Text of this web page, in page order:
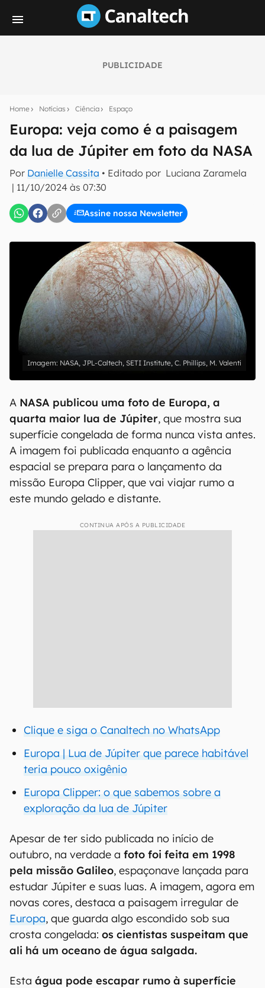
PUBLICIDADE
Home Notícias Ciência Espaço
Europa: veja como é a paisagem
da lua de Júpiter em foto da NASA
Por Danielle Cassita • Editado por Luciana Zaramela
| 11/10/2024 às 07:30
Assine nossa Newsletter
notícias e reviews sobre tecnologia em primeira
E-mail
Uso e Política de Privacidade do Canaltech.
NASA, JPL-Caltech, SETI Institute, C. Phillips, M. Valenti
A NASA publicou uma foto de Europa, a
quarta maior lua de Júpiter, que mostra sua
superfície congelada de forma nunca vista antes.
A imagem foi publicada enquanto a agência
espacial se prepara para o lançamento da
missão Europa Clipper, que vai viajar rumo a
este mundo gelado e distante.
CONTINUA APÓS A PUBLICIDADE
Clique e siga o Canaltech no WhatsApp
Europa | Lua de Júpiter que parece habitável
teria pouco oxigênio
Europa Clipper: o que sabemos sobre a
exploração da lua de Júpiter
Apesar de ter sido publicada no início de
outubro, na verdade a foto foi feita em 1998
pela missão Galileo, espaçonave lançada para
estudar Júpiter e suas luas. A imagem, agora em
novas cores, destaca a paisagem irregular de
Europa, que guarda algo escondido sob sua
crosta congelada: os cientistas suspeitam que
ali há um oceano de água salgada.
Esta água pode escapar rumo à superfície